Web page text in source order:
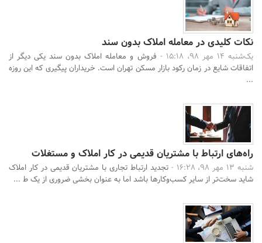
نکات کلیدی در معامله املاک بدون سند
یک‌شنبه 14 مهر 98، 15:18 -
فروش و معامله املاک بدون سند یکی دیگر از
اتفاقات شایع در زمان رکود بازار مسکن تهران است. خریداران پیگیری که این روزه
...
راه‌های ارتباط با مشتریان قدیمی در کار املاک و مستغلات
شنبه 13 مهر 98، 16:28 -
تجدید ارتباط تجاری با مشتریان قدیمی در کار املاک
شاید سخت‌تر از سایر کسب‌وکارها باشد اما به عنوان بخشی ضروری از یک ط ...